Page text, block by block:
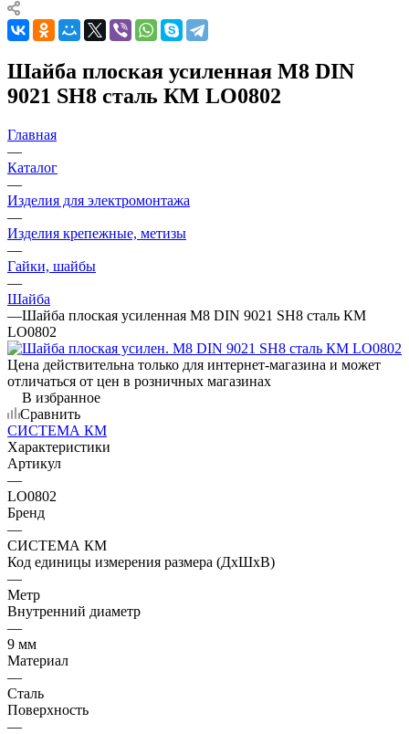
Шайба плоская усиленная М8 DIN
9021 SH8 сталь КМ LO0802
Главная
—
Каталог
—
Изделия для электромонтажа
—
Изделия крепежные, метизы
—
Гайки, шайбы
—
Шайба
—Шайба плоская усиленная М8 DIN 9021 SH8 сталь КМ
LO0802
Цена действительна только для интернет-магазина и может
отличаться от цен в розничных магазинах
В избранное
Сравнить
СИСТЕМА КМ
Характеристики
Артикул
—
LO0802
Бренд
—
СИСТЕМА КМ
Код единицы измерения размера (ДхШхВ)
—
Метр
Внутренний диаметр
—
9 мм
Материал
—
Сталь
Поверхность
—